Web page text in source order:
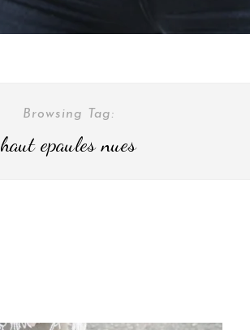
Browsing Tag:
haut epaules nues